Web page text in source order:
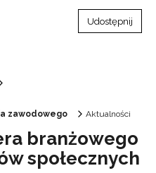
Udostępnij
zawodowego
Aktualności
branżowego
społecznych